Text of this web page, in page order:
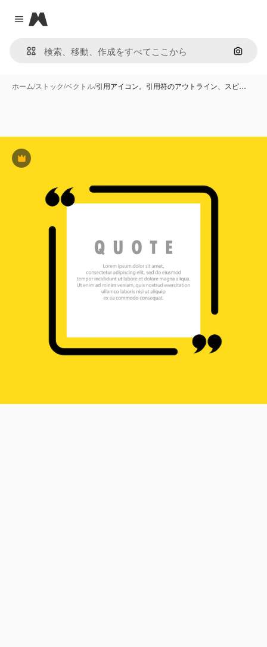
Close menu
Magnific
画像で
ホーム/ストック/ベクトル/引用アイコン。引用符のアウトライン、スピ…
Premium